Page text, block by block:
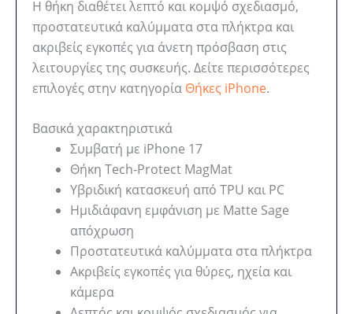
Η θήκη διαθέτει λεπτό και κομψό σχεδιασμό,
προστατευτικά καλύμματα στα πλήκτρα και
ακριβείς εγκοπές για άνετη πρόσβαση στις
λειτουργίες της συσκευής. Δείτε περισσότερες
επιλογές στην κατηγορία Θήκες iPhone.
Βασικά χαρακτηριστικά
Συμβατή με iPhone 17
Θήκη Tech-Protect MagMat
Υβριδική κατασκευή από TPU και PC
Ημιδιάφανη εμφάνιση με Matte Sage
απόχρωση
Προστατευτικά καλύμματα στα πλήκτρα
Ακριβείς εγκοπές για θύρες, ηχεία και
κάμερα